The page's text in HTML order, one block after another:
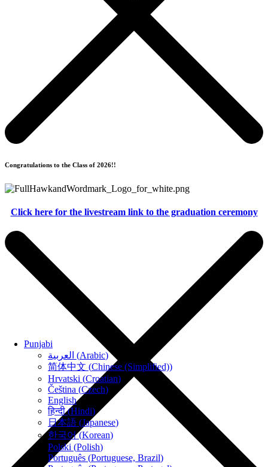
Punjabi
العربية (Arabic)
简体中文 (Chinese (Simplified))
Hrvatski (Croatian)
Čeština (Czech)
English
हिन्दी(Hindi)
日本語 (Japanese)
한국어(Korean)
Polski (Polish)
Português (Portuguese, Brazil)
Congratulations to the Class of 2026!!
Click here for the livestream link to the graduation ceremony